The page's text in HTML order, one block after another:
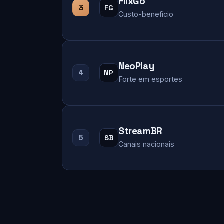
3 FG
Custo-benefício
4 NP
NeoPlay
Forte em esportes
5 SB
StreamBR
Canais nacionais